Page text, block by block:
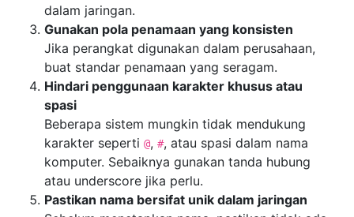
dalam jaringan.
Gunakan pola penamaan yang konsisten
Jika perangkat digunakan dalam perusahaan,
buat standar penamaan yang seragam.
Hindari penggunaan karakter khusus atau
spasi
Beberapa sistem mungkin tidak mendukung
karakter seperti @, #, atau spasi dalam nama
komputer. Sebaiknya gunakan tanda hubung
atau underscore jika perlu.
Pastikan nama bersifat unik dalam jaringan